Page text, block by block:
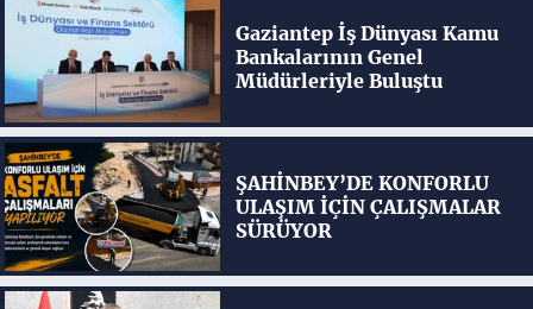
Gaziantep İş Dünyası Kamu
Bankalarının Genel
Müdürleriyle Buluştu
ŞAHİNBEY’DE KONFORLU
ULAŞIM İÇİN ÇALIŞMALAR
SÜRÜYOR